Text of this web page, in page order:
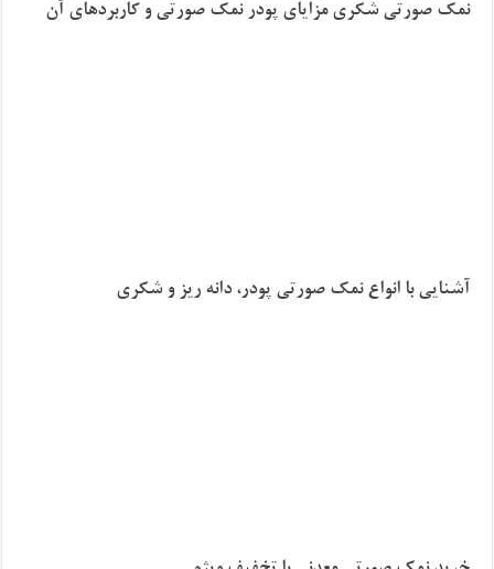
نمک صورتی شکری مزایای پودر نمک صورتی و کاربردهای آن
آشنایی با انواع نمک صورتی پودر، دانه ریز و شکری